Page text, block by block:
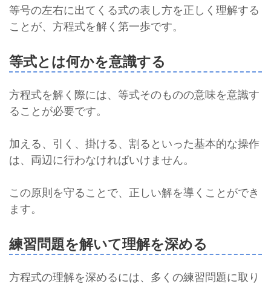
等号の左右に出てくる式の表し方を正しく理解する
ことが、方程式を解く第一歩です。
等式とは何かを意識する
方程式を解く際には、等式そのものの意味を意識す
ることが必要です。
加える、引く、掛ける、割るといった基本的な操作
は、両辺に行わなければいけません。
この原則を守ることで、正しい解を導くことができ
ます。
練習問題を解いて理解を深める
方程式の理解を深めるには、多くの練習問題に取り